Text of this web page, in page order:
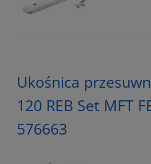
Ukośnica
120 REB Set MFT
576663